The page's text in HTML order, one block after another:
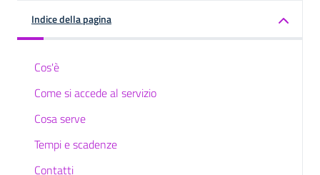
Indice della pagina
Cos'è
Come si accede al servizio
Cosa serve
Tempi e scadenze
Contatti